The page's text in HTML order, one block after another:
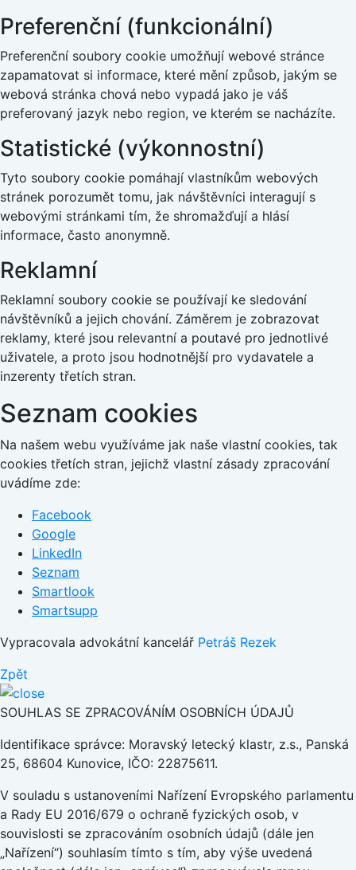
Preferenční (funkcionální)
Preferenční soubory cookie umožňují webové stránce
zapamatovat si informace, které mění způsob, jakým se
webová stránka chová nebo vypadá jako je váš
preferovaný jazyk nebo region, ve kterém se nacházíte.
Statistické (výkonnostní)
Tyto soubory cookie pomáhají vlastníkům webových
stránek porozumět tomu, jak návštěvníci interagují s
webovými stránkami tím, že shromažďují a hlásí
informace, často anonymně.
Reklamní
Reklamní soubory cookie se používají ke sledování
návštěvníků a jejich chování. Záměrem je zobrazovat
reklamy, které jsou relevantní a poutavé pro jednotlivé
uživatele, a proto jsou hodnotnější pro vydavatele a
inzerenty třetích stran.
Seznam cookies
Na našem webu využíváme jak naše vlastní cookies, tak
cookies třetích stran, jejichž vlastní zásady zpracování
uvádíme zde:
Facebook
Google
LinkedIn
Seznam
Smartlook
Smartsupp
Vypracovala advokátní kancelář Petráš Rezek
Zpět
SOUHLAS SE ZPRACOVÁNÍM OSOBNÍCH ÚDAJŮ
Identifikace správce: Moravský letecký klastr, z.s., Panská
25, 68604 Kunovice, IČO: 22875611.
V souladu s ustanoveními Nařízení Evropského parlamentu
a Rady EU 2016/679 o ochraně fyzických osob, v
souvislosti se zpracováním osobních údajů (dále jen
„Nařízení“) souhlasím tímto s tím, aby výše uvedená